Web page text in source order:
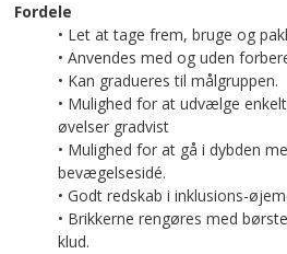
Fordele
• Let at tage frem, bruge og
• Anvendes med og uden
• Kan gradueres til målgruppen.
• Mulighed for at udvælge
øvelser gradvist
• Mulighed for at gå i dybden
bevægelsesidé.
• Godt redskab i inklusions-
• Brikkerne rengøres med
klud.